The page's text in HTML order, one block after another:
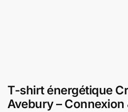
T-shirt énergétique
Avebury – Connexion